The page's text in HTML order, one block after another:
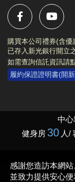
購買本公司禮券(含
已存入新光銀行開立
如需查詢信託資訊請
履約保證證明書(開
Copyright © 2023